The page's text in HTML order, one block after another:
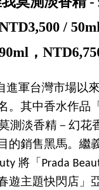
/
，
進軍台灣市場以
。其中香水作品
測淡香精－幻花
的銷售黑馬。繼
將「Prada
遊主題快閃店」